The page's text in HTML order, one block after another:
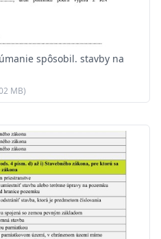
spôsobil. stavby na
MB)